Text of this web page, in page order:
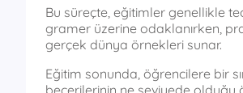
Bu süreçte, eğitimler genellikle
gramer üzerine odaklanırken,
gerçek dünya örnekleri sunar.
Eğitim sonunda, öğrencilere bir